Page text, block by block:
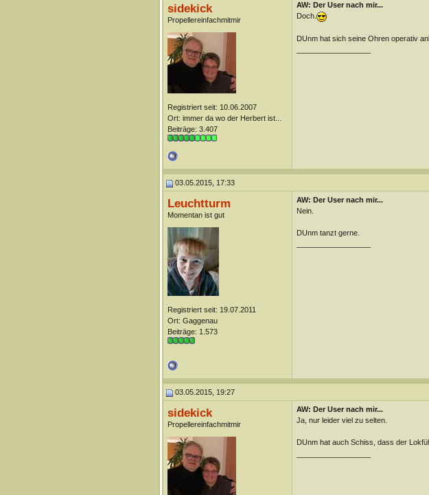
sidekick
Propellereinfachmitmir
Registriert seit: 10.06.2007
Ort: immer da wo der Herbert ist...
Beiträge: 3.407
AW: Der User nach mir...
Doch.
DUnm hat sich seine Ohren operativ
03.05.2015, 17:33
Leuchtturm
Momentan ist gut
Registriert seit: 19.07.2011
Ort: Gaggenau
Beiträge: 1.573
AW: Der User nach mir...
Nein.
DUnm tanzt gerne.
03.05.2015, 19:27
sidekick
Propellereinfachmitmir
AW: Der User nach mir...
Ja, nur leider viel zu selten.
DUnm hat auch Schiss, dass der